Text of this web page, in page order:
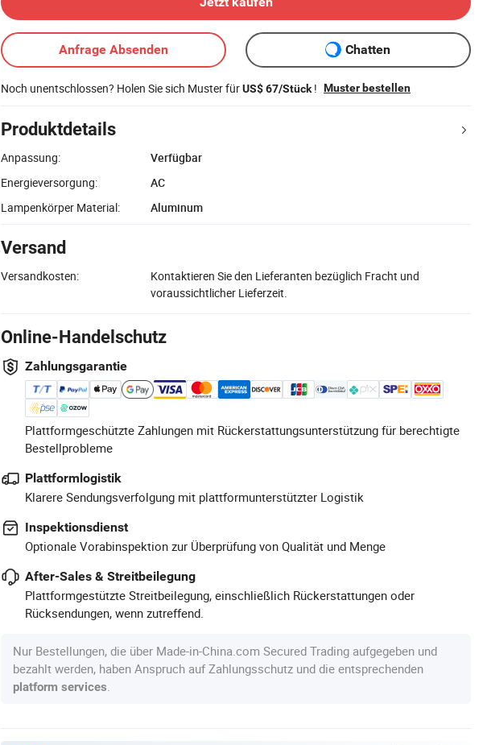
Anfrage Absenden Chatten
Noch unentschlossen? Holen Sie sich Muster fürUS$ 67/Stück! Muster bestellen
Produktdetails
Anpassung:
Verfügbar
Energieversorgung:
AC
Lampenkörper Material:
Aluminum
Versand
Versandkosten:
Kontaktieren Sie den Lieferanten bezüglich Fracht und
voraussichtlicher Lieferzeit.
Online-Handelschutz
Zahlungsgarantie
Plattformgeschützte Zahlungen mit Rückerstattungsunterstützung für berechtigte
Bestellprobleme
Plattformlogistik
Klarere Sendungsverfolgung mit plattformunterstützter Logistik
Inspektionsdienst
Optionale Vorabinspektion zur Überprüfung von Qualität und Menge
After-Sales & Streitbeilegung
Plattformgestützte Streitbeilegung, einschließlich Rückerstattungen oder
Rücksendungen, wenn zutreffend.
Nur Bestellungen, die über Made-in-China.com Secured Trading aufgegeben und
bezahlt werden, haben Anspruch auf Zahlungsschutz und die entsprechenden
platform services